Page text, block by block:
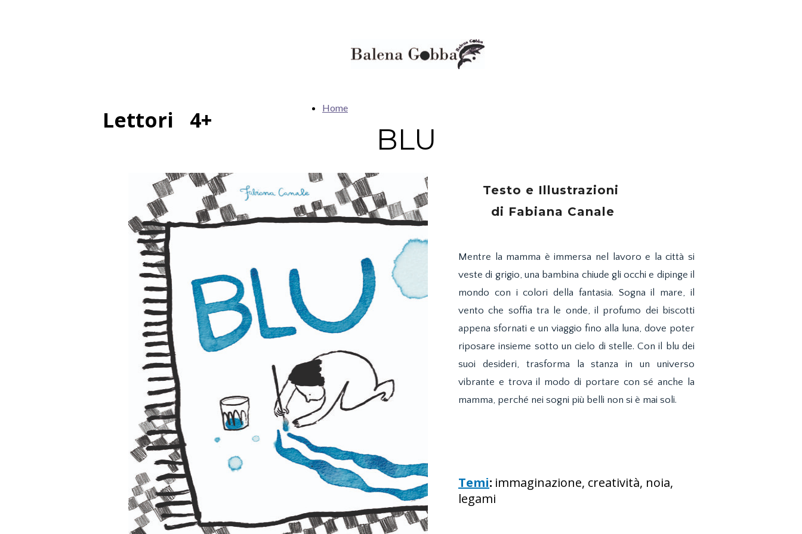
Home
Lettori 4+
BLU
Testo e Illustrazioni
di Fabiana Canale
Mentre la mamma è immersa nel lavoro e la città si
veste di grigio, una bambina chiude gli occhi e dipinge il
mondo con i colori della fantasia. Sogna il mare, il
vento che soffia tra le onde, il profumo dei biscotti
appena sfornati e un viaggio fino alla luna, dove poter
riposare insieme sotto un cielo di stelle. Con il blu dei
suoi desideri, trasforma la stanza in un universo
vibrante e trova il modo di portare con sé anche la
mamma, perché nei sogni più belli non si è mai soli.
Temi: immaginazione, creatività, noia,
legami